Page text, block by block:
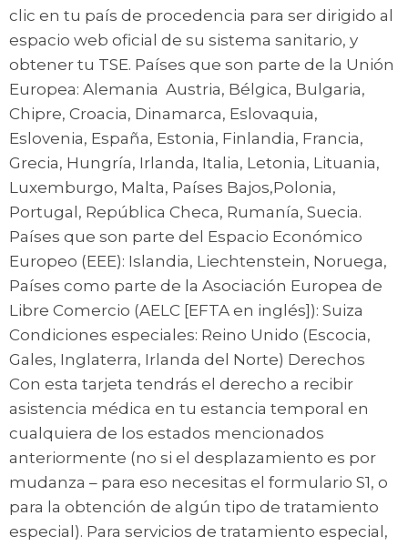
clic en tu país de procedencia para ser dirigido al
espacio web oficial de su sistema sanitario, y
obtener tu TSE. Países que son parte de la Unión
Europea: Alemania Austria, Bélgica, Bulgaria,
Chipre, Croacia, Dinamarca, Eslovaquia,
Eslovenia, España, Estonia, Finlandia, Francia,
Grecia, Hungría, Irlanda, Italia, Letonia, Lituania,
Luxemburgo, Malta, Países Bajos,Polonia,
Portugal, República Checa, Rumanía, Suecia.
Países que son parte del Espacio Económico
Europeo (EEE): Islandia, Liechtenstein, Noruega,
Países como parte de la Asociación Europea de
Libre Comercio (AELC [EFTA en inglés]): Suiza
Condiciones especiales: Reino Unido (Escocia,
Gales, Inglaterra, Irlanda del Norte) Derechos
Con esta tarjeta tendrás el derecho a recibir
asistencia médica en tu estancia temporal en
cualquiera de los estados mencionados
anteriormente (no si el desplazamiento es por
mudanza – para eso necesitas el formulario S1, o
para la obtención de algún tipo de tratamiento
especial). Para servicios de tratamiento especial,